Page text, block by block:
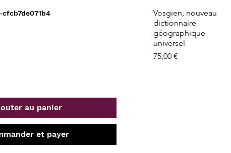
cfcb7de071b4
au panier
et payer
Aperçu rapide
Vosgien, nouveau
dictionnaire
géographique
universel
Prix
75,00 €